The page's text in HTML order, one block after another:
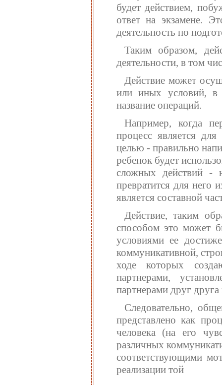
будет действием,
ответ на экзамене.
деятельность по
Таким образом,
деятельности, в том
Действие может
или иных условий, в
название операций.
Например, когда
процесс является для
целью - правильно
ребенок будет
сложных действий -
превратится для него
является составной
Действие, таким
способом это может
условиями ее
коммуникативной,
ходе которых
партнерами,
партнерами друг друга
Следовательно,
представлено как
человека (на его
различных
соответствующими
реализации той